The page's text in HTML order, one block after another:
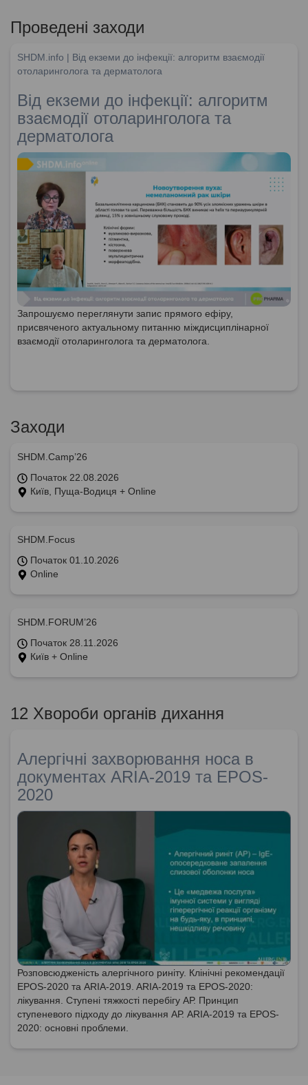
Проведені заходи
SHDM.info | Від екземи до інфекції: алгоритм взаємодії
отоларинголога та дерматолога
Від екземи до інфекції: алгоритм
взаємодії отоларинголога та
дерматолога
Запрошуємо переглянути запис прямого ефіру,
присвяченого актуальному питанню міждисциплінарної
взаємодії отоларинголога та дерматолога.
Заходи
SHDM.Camp’26
Початок 22.08.2026
Київ, Пуща-Водиця + Online
SHDM.Focus
Початок 01.10.2026
Online
SHDM.FORUM’26
Початок 28.11.2026
Київ + Online
12 Хвороби органів дихання
Алергічні захворювання носа в
документах ARIA-2019 та EPOS-
2020
Розповсюдженість алергічного риніту. Клінічні рекомендації
EPOS-2020 та ARIA-2019. ARIA-2019 та EPOS-2020:
лікування. Ступені тяжкості перебігу АР. Принцип
ступеневого підходу до лікування АР. ARIA-2019 та EPOS-
2020: основні проблеми.